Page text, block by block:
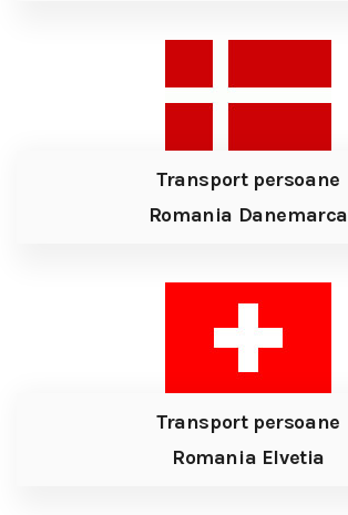
Transport persoane
Romania Danemarca
Transport persoane
Romania Elvetia